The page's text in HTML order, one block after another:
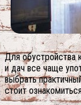
Для обустройства
и дач все чаще
выбрать
стоит